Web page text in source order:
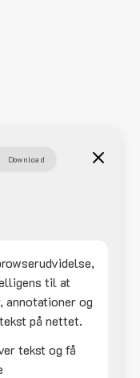
Download
til at
annotationer og
på nettet.
tekst og få